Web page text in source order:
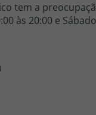
tem a
às 20:00 e